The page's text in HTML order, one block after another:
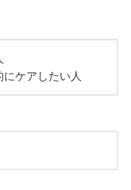
ケアしたい人